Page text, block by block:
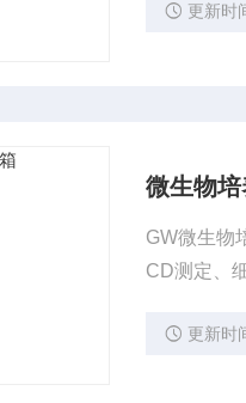
更新时
微生物
GW微生物
CD测定、
更新时